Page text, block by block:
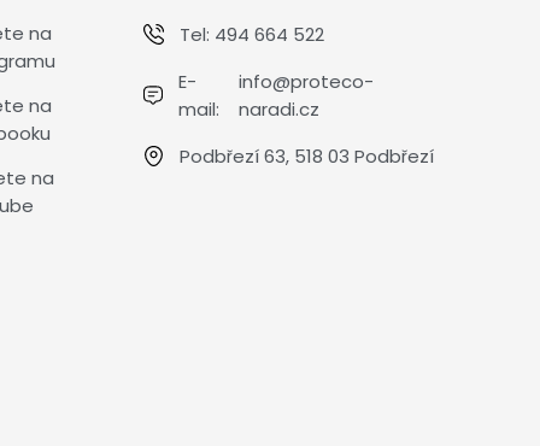
na
na
na
Tel: 494 664 522
E-
mail:
info@proteco-
naradi.cz
Podbřezí 63, 518 03 Podbřezí